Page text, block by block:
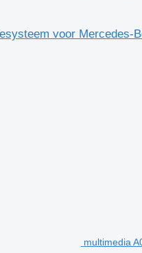
voor Mercedes-
multimedia